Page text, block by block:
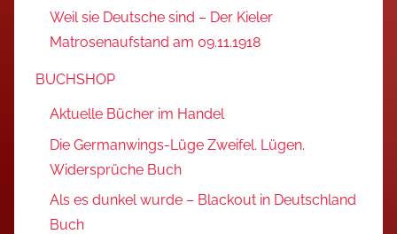
Weil sie Deutsche sind – Der Kieler
Matrosenaufstand am 09.11.1918
BUCHSHOP
Aktuelle Bücher im Handel
Die Germanwings-Lüge Zweifel. Lügen.
Widersprüche Buch
Als es dunkel wurde – Blackout in Deutschland
Buch